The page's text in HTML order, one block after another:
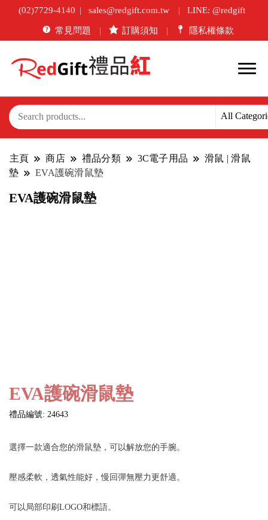
(02)7729-4140 sales@redgift.com.tw LINE: @redgift
常見問題 訂購須知 隱私權條款
主頁 商店 禮品分類 3C電子用品
滑鼠 | 滑鼠
墊
EVA護碗滑鼠墊
EVA護碗滑鼠墊
EVA護碗滑鼠墊
禮品編號: 24643
選擇一款適合您的滑鼠墊，可以解放您的手腕。
壓感柔軟，透氣性能好，慢回彈無壓力更舒適。
可以局部印刷LOGO和標語。